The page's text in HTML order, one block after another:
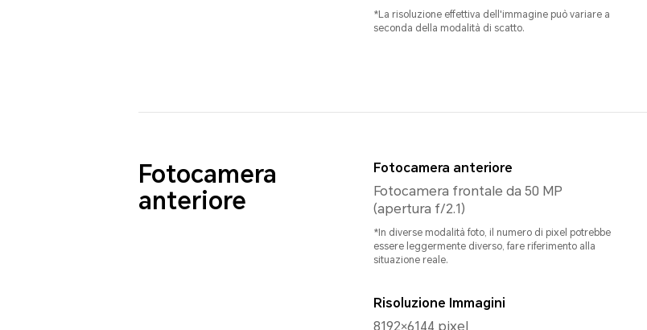
*La risoluzione effettiva dell'immagine può variare a
seconda della modalità di scatto.
Fotocamera
anteriore
Fotocamera anteriore
Fotocamera frontale da 50 MP
(apertura f/2.1)
*In diverse modalità foto, il numero di pixel potrebbe
essere leggermente diverso, fare riferimento alla
situazione reale.
Risoluzione Immagini
8192×6144 pixel